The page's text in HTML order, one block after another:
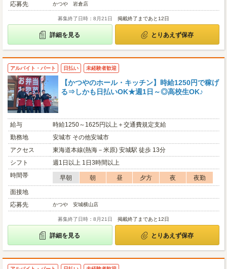
応募先
かつや 岩倉店
募集終了日時：8月21日 掲載終了まであと12日
詳細を見る とりあえず保存
アルバイト・パート 日払い 未経験者歓迎
【かつやのホール・キッチン】時給1250円で稼げ
る⇒しかも日払いOK★週1日～◎高校生OK♪
給与
時給1250～1625円以上＋交通費規定支給
勤務地
安城市 その他安城市
アクセス
東海道本線(熱海－米原) 安城駅 徒歩 13分
シフト
週1日以上 1日3時間以上
時間帯
早朝 朝 昼 夕方 夜
夜勤
面接地
応募先
かつや 安城横山店
募集終了日時：8月21日 掲載終了まであと12日
詳細を見る とりあえず保存